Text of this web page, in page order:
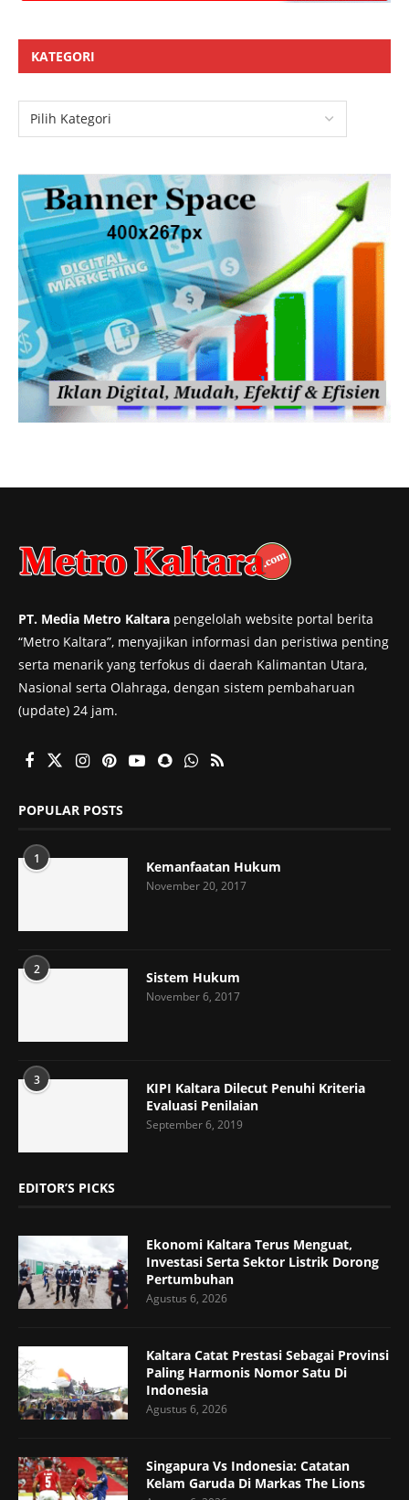
KATEGORI
PT. Media Metro Kaltara pengelolah website portal berita
“Metro Kaltara”, menyajikan informasi dan peristiwa penting
serta menarik yang terfokus di daerah Kalimantan Utara,
Nasional serta Olahraga, dengan sistem pembaharuan
(update) 24 jam.
POPULAR POSTS
1 Kemanfaatan Hukum
November 20, 2017
2 Sistem Hukum
November 6, 2017
3
KIPI Kaltara Dilecut Penuhi Kriteria
Evaluasi Penilaian
September 6, 2019
EDITOR’S PICKS
Ekonomi Kaltara Terus Menguat,
Investasi Serta Sektor Listrik Dorong
Pertumbuhan
Agustus 6, 2026
Kaltara Catat Prestasi Sebagai Provinsi
Paling Harmonis Nomor Satu Di
Indonesia
Agustus 6, 2026
Singapura Vs Indonesia: Catatan
Kelam Garuda Di Markas The Lions